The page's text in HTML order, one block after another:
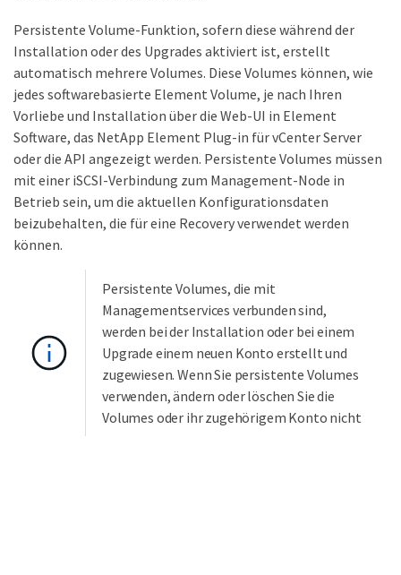
Persistente Volume-Funktion, sofern diese während der
Installation oder des Upgrades aktiviert ist, erstellt
automatisch mehrere Volumes. Diese Volumes können, wie
jedes softwarebasierte Element Volume, je nach Ihren
Vorliebe und Installation über die Web-UI in Element
Software, das NetApp Element Plug-in für vCenter Server
oder die API angezeigt werden. Persistente Volumes müssen
mit einer iSCSI-Verbindung zum Management-Node in
Betrieb sein, um die aktuellen Konfigurationsdaten
beizubehalten, die für eine Recovery verwendet werden
können.
Persistente Volumes, die mit
Managementservices verbunden sind,
werden bei der Installation oder bei einem
Upgrade einem neuen Konto erstellt und
zugewiesen. Wenn Sie persistente Volumes
verwenden, ändern oder löschen Sie die
Volumes oder ihr zugehörigem Konto nicht